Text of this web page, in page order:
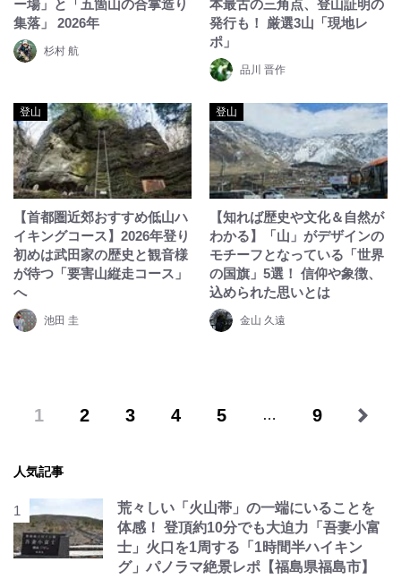
ー場」と「五箇山の合掌造り
集落」 2026年
杉村 航
本最古の三角点、登山証明の
発行も！ 厳選3山「現地レ
ポ」
品川 晋作
登山
【首都圏近郊おすすめ低山ハ
イキングコース】2026年登り
初めは武田家の歴史と観音様
が待つ「要害山縦走コース」
へ
池田 圭
登山
【知れば歴史や文化＆自然が
わかる】「山」がデザインの
モチーフとなっている「世界
の国旗」5選！ 信仰や象徴、
込められた思いとは
金山 久遠
1 2 3 4 5 … 9
人気記事
荒々しい「火山帯」の一端にいることを
体感！ 登頂約10分でも大迫力「吾妻小富
士」火口を1周する「1時間半ハイキン
グ」パノラマ絶景レポ【福島県福島市】